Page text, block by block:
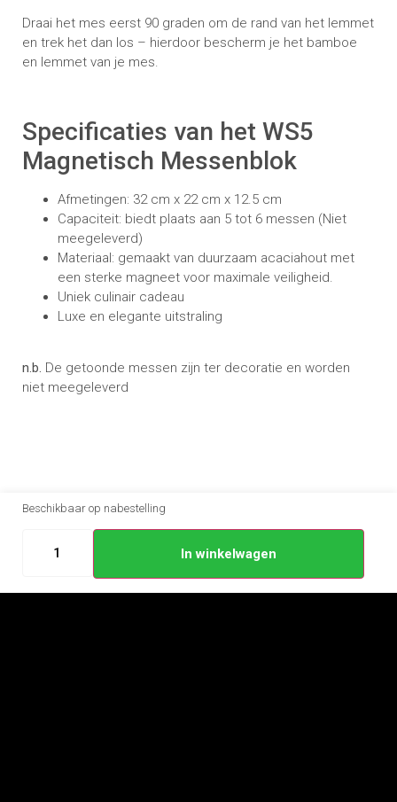
Draai het mes eerst 90 graden om de rand van het lemmet
en trek het dan los – hierdoor bescherm je het bamboe
en lemmet van je mes.
Specificaties van het WS5
Magnetisch Messenblok
Afmetingen: 32 cm x 22 cm x 12.5 cm
Capaciteit: biedt plaats aan 5 tot 6 messen (Niet
meegeleverd)
Materiaal: gemaakt van duurzaam acaciahout met
een sterke magneet voor maximale veiligheid.
Uniek culinair cadeau
Luxe en elegante uitstraling
n.b. De getoonde messen zijn ter decoratie en worden
niet meegeleverd
Beschikbaar op nabestelling
In winkelwagen